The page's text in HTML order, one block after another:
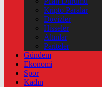
Kripto Paralar
Dövizler
Hisseler
Altınlar
Pariteler
Gündem
Ekonomi
Spor
Kadın